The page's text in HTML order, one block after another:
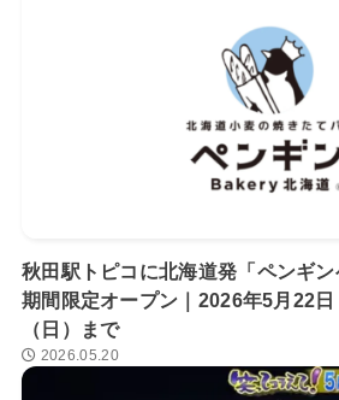
秋田駅トピコに北海道発「ペンギン
期間限定オープン｜2026年5月22日
（日）まで
2026.05.20